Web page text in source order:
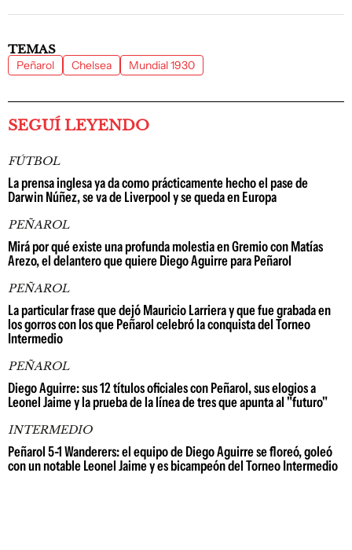
TEMAS
Peñarol Chelsea Mundial 1930
SEGUÍ LEYENDO
FÚTBOL
La prensa inglesa ya da como prácticamente hecho el pase de
Darwin Núñez, se va de Liverpool y se queda en Europa
PEÑAROL
Mirá por qué existe una profunda molestia en Gremio con Matías
Arezo, el delantero que quiere Diego Aguirre para Peñarol
PEÑAROL
La particular frase que dejó Mauricio Larriera y que fue grabada en
los gorros con los que Peñarol celebró la conquista del Torneo
Intermedio
PEÑAROL
Diego Aguirre: sus 12 títulos oficiales con Peñarol, sus elogios a
Leonel Jaime y la prueba de la línea de tres que apunta al "futuro"
INTERMEDIO
Peñarol 5-1 Wanderers: el equipo de Diego Aguirre se floreó, goleó
con un notable Leonel Jaime y es bicampeón del Torneo Intermedio